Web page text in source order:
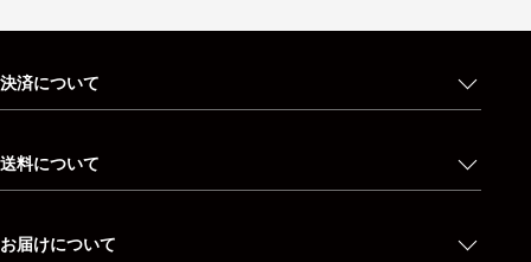
決済について
送料について
お届けについて